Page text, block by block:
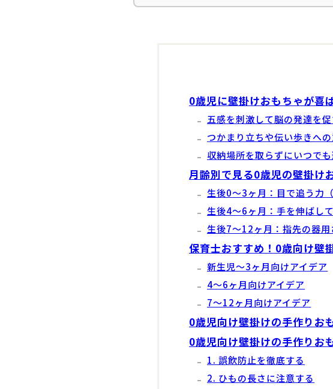
0歳児に壁掛けおもちゃが喜
五感を刺激して脳の発達を促
つかまり立ちや伝い歩きへ
収納場所を取らずにいつで
月齢別で見る0歳児の壁掛け
生後0〜3ヶ月：目で追う力
生後4〜6ヶ月：手を伸ばし
生後7〜12ヶ月：指先の器
保育士おすすめ！0歳向け壁
新生児〜3ヶ月向けアイデア
4〜6ヶ月向けアイデア
7〜12ヶ月向けアイデア
0歳児向け壁掛けの手作りお
0歳児向け壁掛けの手作りお
1. 誤飲防止を徹底する
2. ひもの長さに注意する